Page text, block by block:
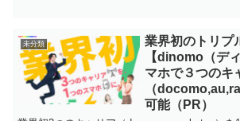
未分類
業界初のトリプ
【dinomo（デ
マホで３つのキ
（
可能（PR）